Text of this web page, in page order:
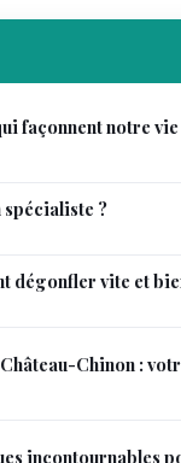
façonnent notre vie
?
dégonfler vite et
Chinon :
incontournables